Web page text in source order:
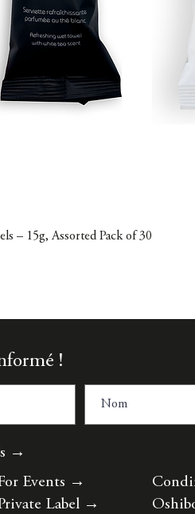
– 15g, Assorted Pack of 30
!
→
Events →
Label →